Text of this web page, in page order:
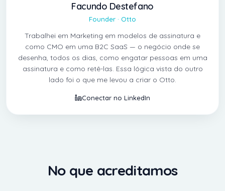
Facundo Destefano
Founder · Otto
Trabalhei em Marketing em modelos de assinatura e
como CMO em uma B2C SaaS — o negócio onde se
desenha, todos os dias, como engatar pessoas em uma
assinatura e como retê-las. Essa lógica vista do outro
lado foi o que me levou a criar o Otto.
Conectar no LinkedIn
No que acreditamos